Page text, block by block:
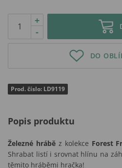
-
+
DO
Prod. číslo: LD9119
Popis produktu
Železné hráběz kolekce Forest
Shrabat listí i srovnat hlínu na
těmito hráběmi hračka!